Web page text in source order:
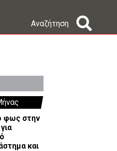
Αναζήτηση
φως στην
και